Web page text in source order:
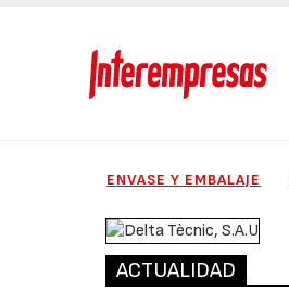
ENVASE Y EMBALAJE
ACTUALIDAD